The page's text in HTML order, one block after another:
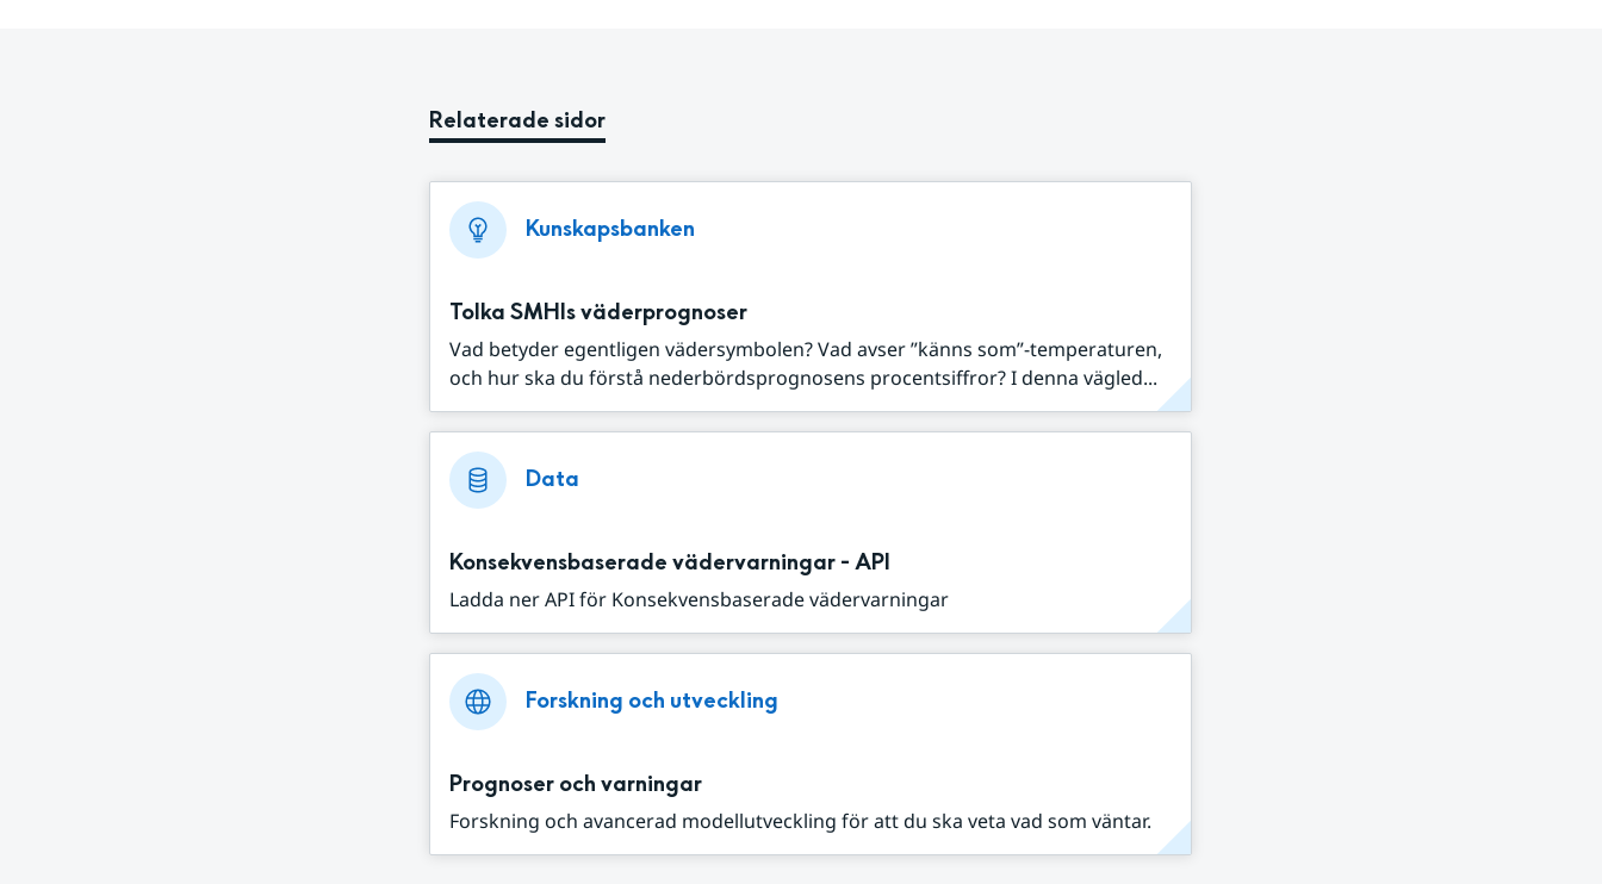
Relaterade sidor
Kunskapsbanken
Tolka SMHIs väderprognoser
Vad betyder egentligen vädersymbolen? Vad avser ”känns som”-temperaturen,
och hur ska du förstå nederbördsprognosens procentsiffror? I denna vägled...
Data
Konsekvensbaserade vädervarningar - API
Ladda ner API för Konsekvensbaserade vädervarningar
Forskning och utveckling
Prognoser och varningar
Forskning och avancerad modellutveckling för att du ska veta vad som väntar.